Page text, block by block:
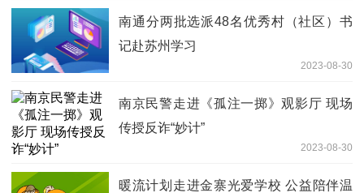
南通分两批选派48名优秀村（社区）书
记赴苏州学习
2023-08-30
南京民警走进《孤注一掷》观影厅 现场
传授反诈“妙计”
2023-08-30
暖流计划走进金寨光爱学校 公益陪伴温